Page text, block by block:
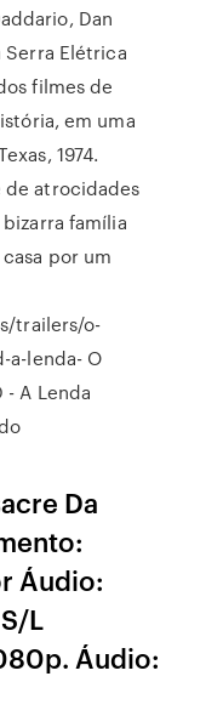
Dan
Serra Elétrica
filmes de
em uma
1974.
de atrocidades
família
por um
trailers/o-
a-lenda- O
- A Lenda
Da
Áudio:
L
Áudio: